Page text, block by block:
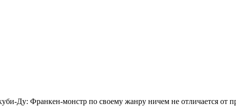
Ду: Франкен-монстр по своему жанру ничем не отличается от